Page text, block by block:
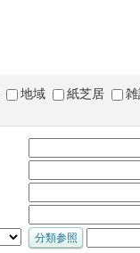
地域 紙芝居